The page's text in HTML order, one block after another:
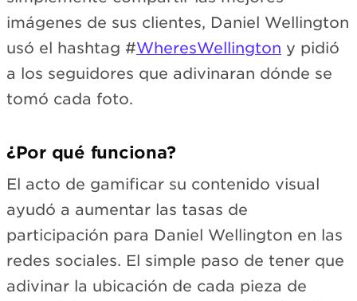
imágenes de sus clientes, Daniel Wellington
usó el hashtag #WheresWellington y pidió
a los seguidores que adivinaran dónde se
tomó cada foto.
¿Por qué funciona?
El acto de gamificar su contenido visual
ayudó a aumentar las tasas de
participación para Daniel Wellington en las
redes sociales. El simple paso de tener que
adivinar la ubicación de cada pieza de